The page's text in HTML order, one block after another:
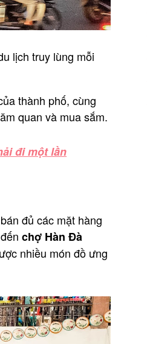
lịch truy lùng mỗi
thành phố, cùng
quan và mua sắm.
đi một lần
đủ các mặt hàng
đếnchợ Hàn Đà
nhiều món đồ ưng